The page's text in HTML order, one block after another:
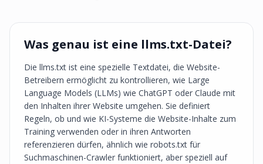
Was genau ist eine llms.txt-Datei?
Die llms.txt ist eine spezielle Textdatei, die Website-
Betreibern ermöglicht zu kontrollieren, wie Large
Language Models (LLMs) wie ChatGPT oder Claude mit
den Inhalten ihrer Website umgehen. Sie definiert
Regeln, ob und wie KI-Systeme die Website-Inhalte zum
Training verwenden oder in ihren Antworten
referenzieren dürfen, ähnlich wie robots.txt für
Suchmaschinen-Crawler funktioniert, aber speziell auf